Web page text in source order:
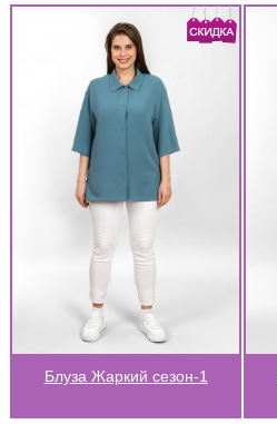
Блуза Жаркий сезон-1